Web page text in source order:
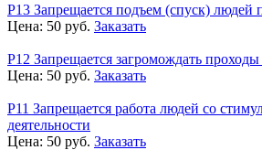
Р13 Запрещается подъем (спуск) людей
Цена: 50 руб. Заказать
Р12 Запрещается загромождать
Цена: 50 руб. Заказать
Р11 Запрещается работа людей со
деятельности
Цена: 50 руб. Заказать